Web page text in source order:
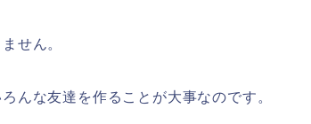
せん。
んな友達を作ることが大事なのです。